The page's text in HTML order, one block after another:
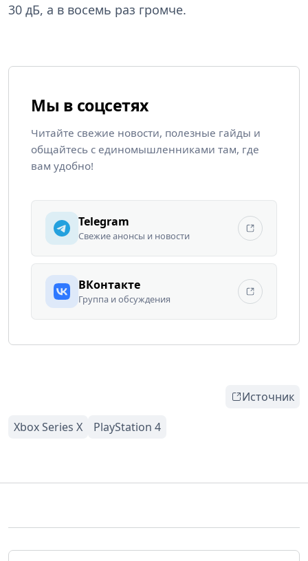
30 дБ, а в восемь раз громче.
Мы в соцсетях
Читайте свежие новости, полезные гайды и
общайтесь с единомышленниками там, где
вам удобно!
Telegram
Свежие анонсы и новости
ВКонтакте
Группа и обсуждения
Источник